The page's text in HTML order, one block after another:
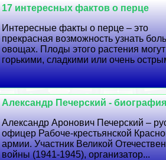
17 интересных фактов о перце
Интересные факты о перце – это
прекрасная возможность узнать
овощах. Плоды этого растения
горькими, сладкими или очень
Александр Печерский -
Александр Аронович Печерский –
офицер Рабоче-крестьянской
армии. Участник Великой
войны (1941-1945), организатор...